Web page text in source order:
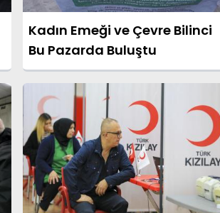
Kadın Emeği ve Çevre Bilinci
Bu Pazarda Buluştu